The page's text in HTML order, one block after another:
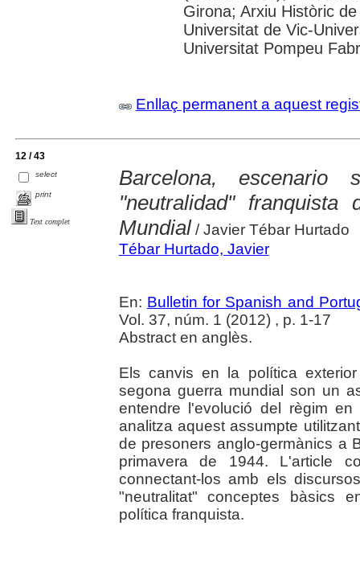
Girona; Arxiu Històric
Universitat de Vic-
Universitat Pompeu
Enllaç permanent a aquest
12 / 43
select
print
Text complet
Barcelona,
"neutralidad" franquista
Mundial/ Javier Tébar Hurtado
Tébar Hurtado, Javier
En: Bulletin for Spanish and
Vol. 37, núm. 1 (2012) , p. 1-17
Abstract en anglès.
Els canvis en la política
segona guerra mundial son un
entendre l'evolució del règim
analitza aquest assumpte
de presoners anglo-germànics a
primavera de 1944. L'article
connectant-los amb els
"neutralitat" conceptes bàsics
política franquista.